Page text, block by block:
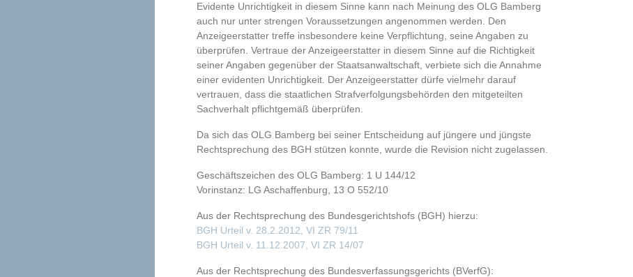
Evidente Unrichtigkeit in diesem Sinne kann nach Meinung des OLG Bamberg
auch nur unter strengen Voraussetzungen angenommen werden. Den
Anzeigeerstatter treffe insbesondere keine Verpflichtung, seine Angaben zu
überprüfen. Vertraue der Anzeigeerstatter in diesem Sinne auf die Richtigkeit
seiner Angaben gegenüber der Staatsanwaltschaft, verbiete sich die Annahme
einer evidenten Unrichtigkeit. Der Anzeigeerstatter dürfe vielmehr darauf
vertrauen, dass die staatlichen Strafverfolgungsbehörden den mitgeteilten
Sachverhalt pflichtgemäß überprüfen.
Da sich das OLG Bamberg bei seiner Entscheidung auf jüngere und jüngste
Rechtsprechung des BGH stützen konnte, wurde die Revision nicht zugelassen.
Geschäftszeichen des OLG Bamberg: 1 U 144/12
Vorinstanz: LG Aschaffenburg, 13 O 552/10
Aus der Rechtsprechung des Bundesgerichtshofs (BGH) hierzu:
BGH Urteil v. 28.2.2012, VI ZR 79/11
BGH Urteil v. 11.12.2007, VI ZR 14/07
Aus der Rechtsprechung des Bundesverfassungsgerichts (BVerfG):